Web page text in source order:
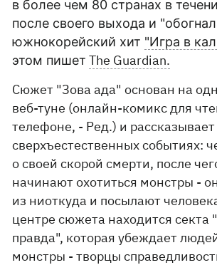
в более чем 80 странах в
после своего выхода и
южнокорейский хит "Игра в
этом пишет The Guardian.
Сюжет "Зова ада" основан на
веб-туне (онлайн-комикс для
телефоне, - Ред.) и рассказывает
сверхъестественных событиях:
о своей скорой смерти, после
начинают охотиться монстры -
из ниоткуда и посылают
центре сюжета находится секта
правда", которая убеждает
монстры - творцы